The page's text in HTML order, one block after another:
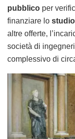
pubblico per
finanziare lo
altre offerte,
società di
complessivo di